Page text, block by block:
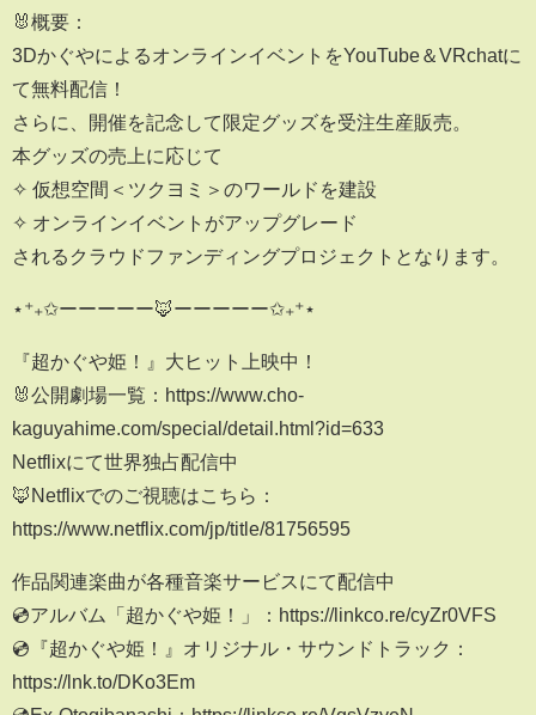
🐰概要：
3DかぐやによるオンラインイベントをYouTube＆VRchatに
て無料配信！
さらに、開催を記念して限定グッズを受注生産販売。
本グッズの売上に応じて
✧ 仮想空間＜ツクヨミ＞のワールドを建設
✧ オンラインイベントがアップグレード
されるクラウドファンディングプロジェクトとなります。
⋆⁺₊✩ーーーーー🦊ーーーーー✩₊⁺⋆
『超かぐや姫！』大ヒット上映中！
🐰公開劇場一覧：https://www.cho-
kaguyahime.com/special/detail.html?id=633
Netflixにて世界独占配信中
🦊Netflixでのご視聴はこちら：
https://www.netflix.com/jp/title/81756595
作品関連楽曲が各種音楽サービスにて配信中
💿アルバム「超かぐや姫！」：https://linkco.re/cyZr0VFS
💿『超かぐや姫！』オリジナル・サウンドトラック：
https://lnk.to/DKo3Em